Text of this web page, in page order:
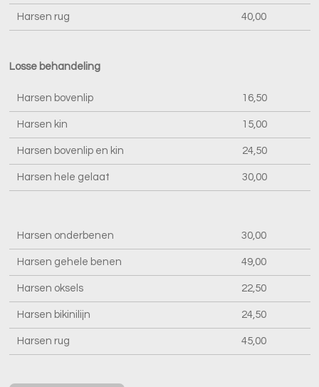
Harsen rug 40,00
Losse behandeling
Harsen bovenlip 16,50
Harsen kin 15,00
Harsen bovenlip en kin 24,50
Harsen hele gelaat 30,00
Harsen onderbenen 30,00
Harsen gehele benen 49,00
Harsen oksels 22,50
Harsen bikinilijn 24,50
Harsen rug 45,00